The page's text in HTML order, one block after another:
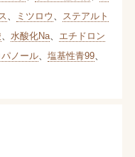
ミツロウ
ステアルト
水酸化Na、 エチドロン
ノール、 塩基性青99、